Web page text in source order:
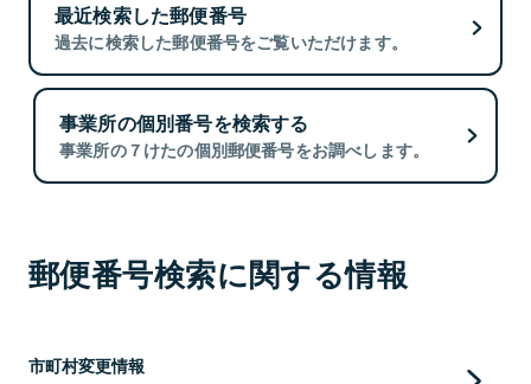
最近検索した郵便番号
過去に検索した郵便番号をご覧いただけます。
事業所の個別番号を検索する
事業所の７けたの個別郵便番号をお調べします。
郵便番号検索に関する情報
市町村変更情報